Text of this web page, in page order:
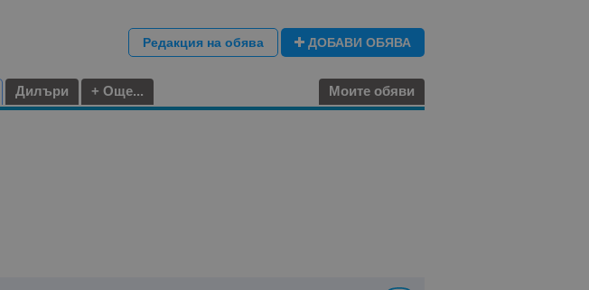
Редакция на обява ДОБАВИ ОБЯВА
Дилъри + Още... Моите обяви